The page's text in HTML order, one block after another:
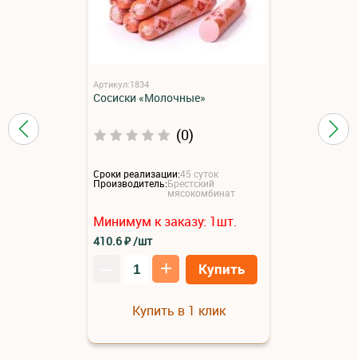
Артикул:1834
Сосиски «Молочные»
(0)
Сроки реализации:45 суток
Производитель:Брестский
мясокомбинат
Минимум к заказу: 1шт.
410.6₽/шт
+ Купить
Купить в 1 клик